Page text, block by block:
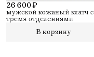
26 600 ₽
мужской кожаный клатч с
тремя отделениями
В корзину